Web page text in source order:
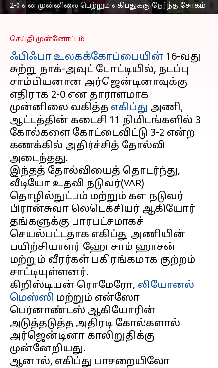
2-0 என முன்னிலை பெற்றும் எகிப்துக்கு நேர்ந்த சோகம்
எழுதியவர் Venkatalakshmi V Jul 08, 2026 07:53 am
செய்தி முன்னோட்டம்
ஃபிஃபா உலகக்கோப்பையின் 16-வது
சுற்று நாக்-அவுட் போட்டியில், நடப்பு
சாம்பியனான அர்ஜென்டினாவுக்கு
எதிராக 2-0 என தாராளமாக
முன்னிலை வகித்த எகிப்து அணி,
ஆட்டத்தின் கடைசி 11 நிமிடங்களில் 3
கோல்களை கோட்டைவிட்டு 3-2 என்ற
கணக்கில் அதிர்ச்சித் தோல்வி
அடைந்தது.
இந்தத் தோல்வியைத் தொடர்ந்து,
வீடியோ உதவி நடுவர்(VAR)
தொழில்நுட்பம் மற்றும் கள நடுவர்
பிரான்சுவா லெடெக்சியர் ஆகியோர்
தங்களுக்கு பாரபட்சமாகச்
செயல்பட்டதாக எகிப்து அணியின்
பயிற்சியாளர் ஹோசாம் ஹாசன்
மற்றும் வீரர்கள் பகிரங்கமாக குற்றம்
சாட்டியுள்ளனர்.
கிறிஸ்டியன் ரொமேரோ, லியோனல்
மெஸ்ஸி மற்றும் என்ஸோ
பெர்னாண்டஸ் ஆகியோரின்
அடுத்தடுத்த அதிரடி கோல்களால்
அர்ஜென்டினா காலிறுதிக்கு
முன்னேறியது.
ஆனால், எகிப்து பாசறையிலோ